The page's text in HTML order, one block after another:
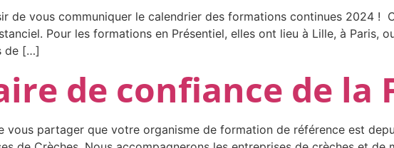
vous communiquer le calendrier des formations continues 2024 !
Pour les formations en Présentiel, elles ont lieu à Lille, à Paris,
de […]
de confiance de la
vous partager que votre organisme de formation de référence est